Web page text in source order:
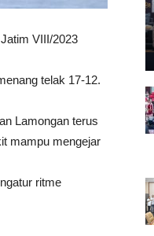
VIII/2023
telak 17-12.
Lamongan terus
mampu mengejar
ritme